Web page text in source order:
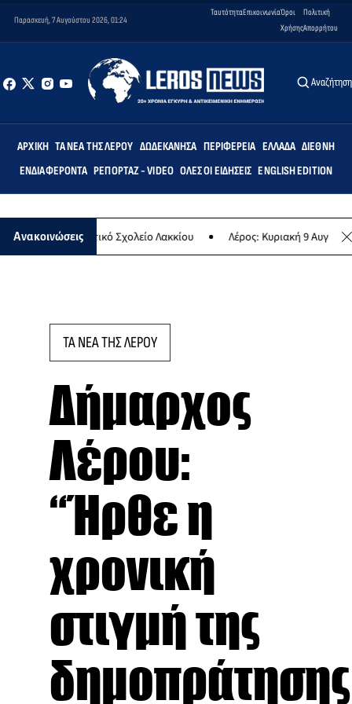
Παρασκευή, 7 Αυγούστου 2026, 01:24
ΤαυτότηταΕπικοινωνίαΌροι
Χρήσης
Πολιτική
Απορρήτου
Αναζήτηση
ΑΡΧΙΚΉ ΤΑ ΝΈΑ ΤΗΣ ΛΈΡΟΥ ΔΩΔΕΚΆΝΗΣΑ ΠΕΡΙΦΈΡΕΙΑ ΕΛΛΆΔΑ ΔΙΕΘΝΉ
ΕΝΔΙΑΦΈΡΟΝΤΑ ΡΕΠΟΡΤΆΖ - VIDEO ΌΛΕΣ ΟΙ ΕΙΔΉΣΕΙΣ ENGLISH EDITION
Ανακοινώσεις
στο Δημοτικό Σχολείο Λακκίου Λέρος: Κυριακή 9 Αυγούστου
ΤΑ ΝΕΑ ΤΗΣ ΛΕΡΟΥ
Δήμαρχος
Λέρου:
“Ήρθε η
χρονική
στιγμή της
δημοπράτησης